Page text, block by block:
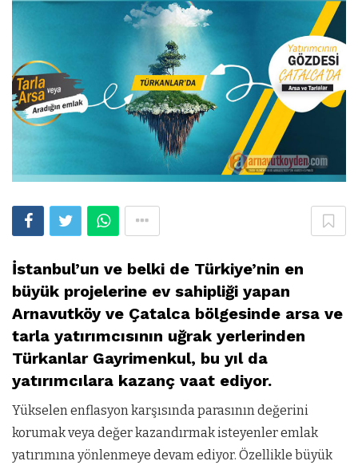
İstanbul’un ve belki de Türkiye’nin en
büyük projelerine ev sahipliği yapan
Arnavutköy ve Çatalca bölgesinde arsa ve
tarla yatırımcısının uğrak yerlerinden
Türkanlar Gayrimenkul, bu yıl da
yatırımcılara kazanç vaat ediyor.
Yükselen enflasyon karşısında parasının değerini
korumak veya değer kazandırmak isteyenler emlak
yatırımına yönlenmeye devam ediyor. Özellikle büyük